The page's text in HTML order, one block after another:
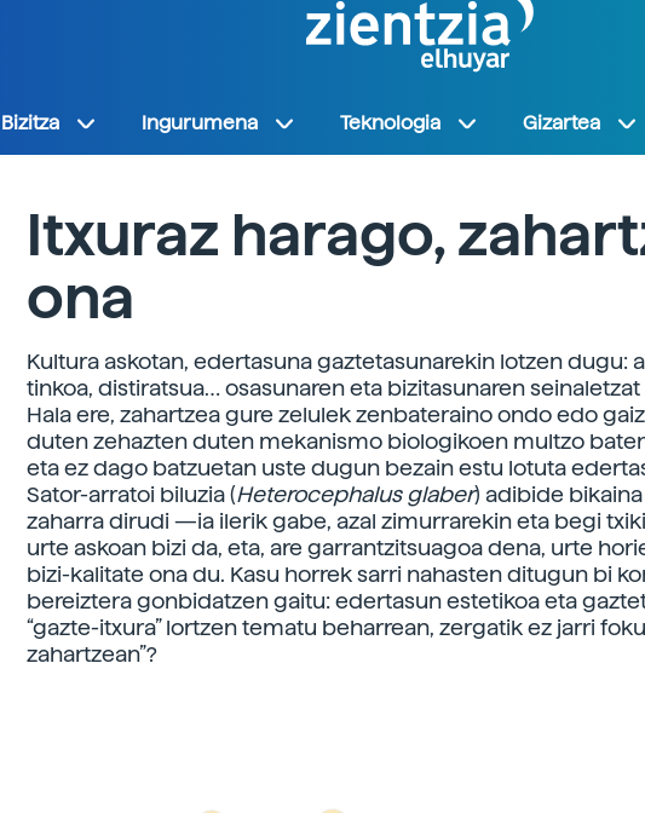
Bizitza Ingurumena Teknologia Gizartea
Itxuraz harago,
ona
Kultura askotan, edertasuna gaztetasunarekin lotzen dugu:
tinkoa, distiratsua… osasunaren eta bizitasunaren
Hala ere, zahartzea gure zelulek zenbateraino ondo edo
duten zehazten duten mekanismo biologikoen multzo
eta ez dago batzuetan uste dugun bezain estu lotuta
Sator-arratoi biluzia (Heterocephalus glaber) adibide
zaharra dirudi —ia ilerik gabe, azal zimurrarekin eta begi
urte askoan bizi da, eta, are garrantzitsuagoa dena, urte
bizi-kalitate ona du. Kasu horrek sarri nahasten ditugun bi
bereiztera gonbidatzen gaitu: edertasun estetikoa eta
“gazte-itxura” lortzen tematu beharrean, zergatik ez jarri
zahartzean”?